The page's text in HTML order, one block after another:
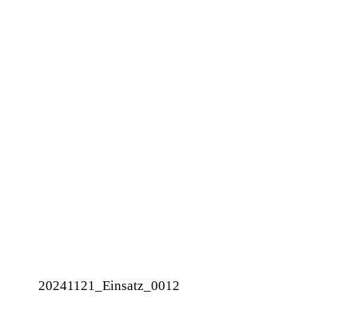
20241121_Einsatz_0012